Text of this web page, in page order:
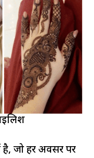
है, जो हर अवसर पर